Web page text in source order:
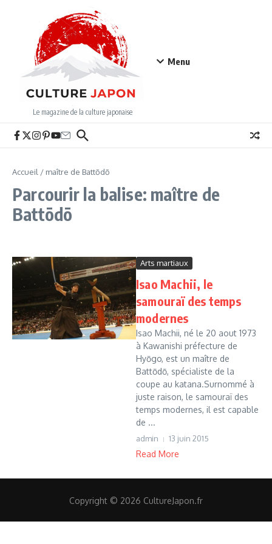
Le magazine de la culture japonaise
Menu
Accueil / maître de Battōdō
Parcourir la balise: maître de
Battōdō
Arts martiaux
Isao Machii, le
samouraï des temps
modernes
Isao Machii, né le 20 aout 1973
à Kawanishi préfecture de
Hyōgo, est un maître de
Battōdō, spécialiste de la
coupe au katana.Surnommé à
juste raison, le samouraï des
temps modernes, il est capable
de ...
admin 13 juin 2015
Read More